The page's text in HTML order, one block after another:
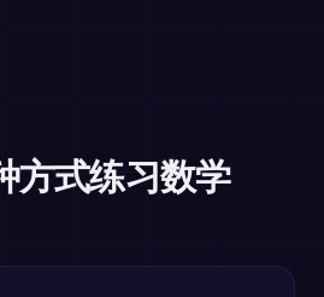
方式练习数学